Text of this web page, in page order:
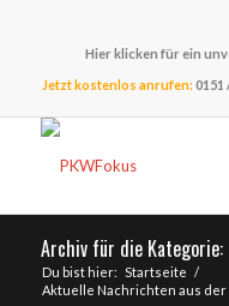
Hier klicken für ein
Jetzt kostenlos anrufen:0151
Archiv für die Kategorie:
Du bist hier: Startseite /
Aktuelle Nachrichten aus der